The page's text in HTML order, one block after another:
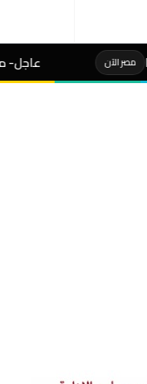
عاجل- مجلس الدفاع اليمني